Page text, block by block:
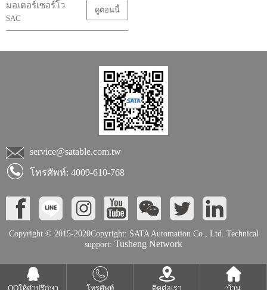
มอเตอร์เซอร์โว
SAC
ดูตอนนี้
service@satable.com.tw
โทรศัพท์: 4009-610-768
Copyright © 2015-2020Copyright: SATA Automation Co., Ltd. Technical
support: Tusheng Network
QQให้คำปรึกษา โทรศัพท์ ติดต่อเรา บ้าน